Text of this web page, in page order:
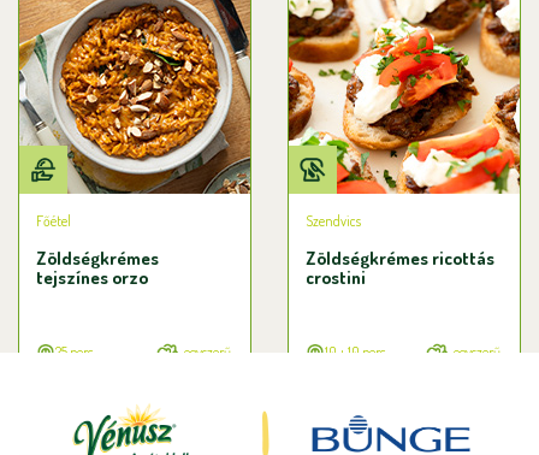
Főétel
Zöldségkrémes
tejszínes orzo
25 perc egyszerű
Szendvics
Zöldségkrémes ricottás
crostini
10 + 10 perc egyszerű